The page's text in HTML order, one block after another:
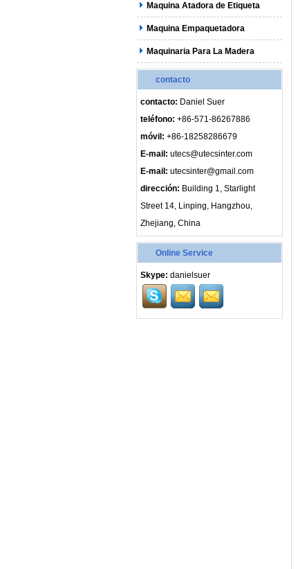
Maquina Atadora de Etiqueta
Maquina Empaquetadora
Maquinaria Para La Madera
contacto
contacto: Daniel Suer
teléfono: +86-571-86267886
móvil: +86-18258286679
E-mail: utecs@utecsinter.com
E-mail: utecsinter@gmail.com
dirección: Building 1, Starlight
Street 14, Linping, Hangzhou,
Zhejiang, China
Online Service
Skype: danielsuer